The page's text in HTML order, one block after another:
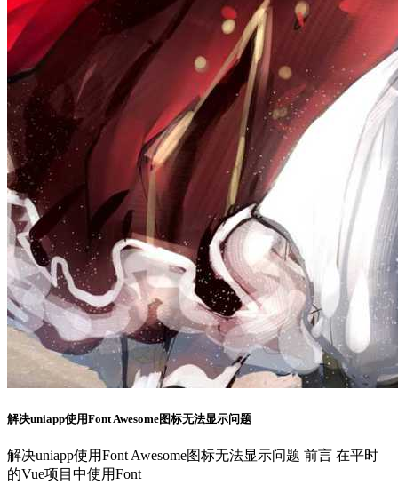
解决uniapp使用Font Awesome图标无法显示问题
解决uniapp使用Font Awesome图标无法显示问题 前言 在平时
的Vue项目中使用Font